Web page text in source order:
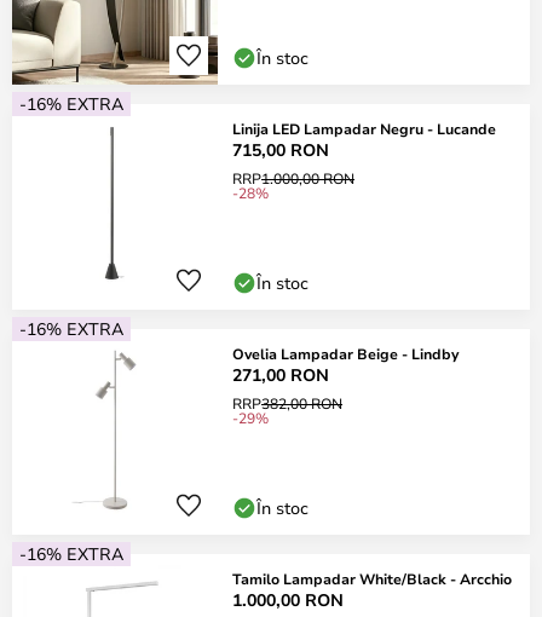
În stoc
-16% EXTRA
Linija LED Lampadar Negru - Lucande
715,00 RON
RRP1.000,00 RON
-28%
În stoc
-16% EXTRA
Ovelia Lampadar Beige - Lindby
271,00 RON
RRP382,00 RON
-29%
În stoc
-16% EXTRA
Tamilo Lampadar White/Black - Arcchio
1.000,00 RON